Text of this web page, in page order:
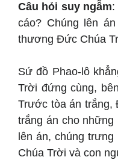
Câu hỏi suy ngẫm:
cáo? Chúng lên
thương Đức Chúa
Sứ đồ Phao-lô
Trời đứng cùng,
Trước tòa án trắng,
trắng án cho
lên án, chúng
Chúa Trời và con